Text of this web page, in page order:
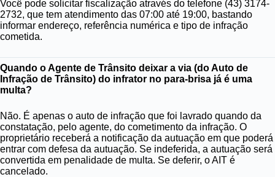
Você pode solicitar fiscalização através do telefone (43) 3174-
2732, que tem atendimento das 07:00 até 19:00, bastando
informar endereço, referência numérica e tipo de infração
cometida.
Quando o Agente de Trânsito deixar a via (do Auto de
Infração de Trânsito) do infrator no para-brisa já é uma
multa?
Não. É apenas o auto de infração que foi lavrado quando da
constatação, pelo agente, do cometimento da infração. O
proprietário receberá a notificação da autuação em que poderá
entrar com defesa da autuação. Se indeferida, a autuação será
convertida em penalidade de multa. Se deferir, o AIT é
cancelado.